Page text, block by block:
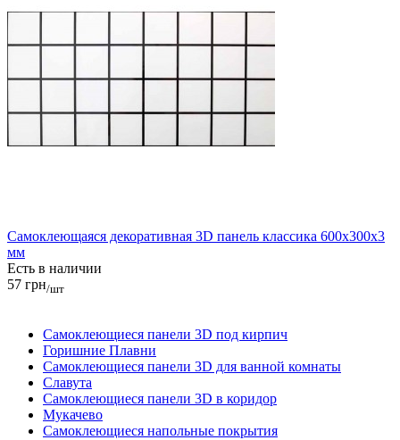
Самоклеющаяся декоративная 3D панель классика 600x300x3
мм
Есть в наличии
57 грн/шт
Самоклеющиеся панели 3D под кирпич
Горишние Плавни
Самоклеющиеся панели 3D для ванной комнаты
Славута
Самоклеющиеся панели 3D в коридор
Мукачево
Самоклеющиеся напольные покрытия